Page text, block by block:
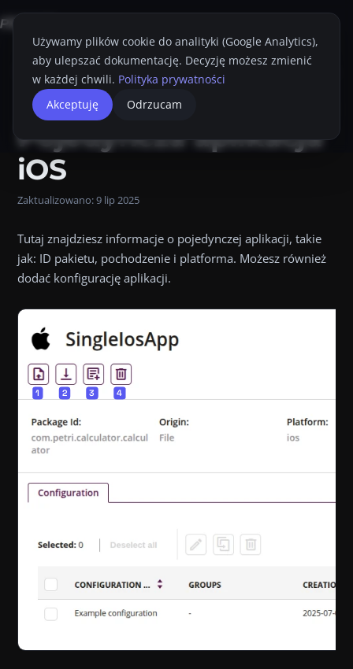
Strona główna Przewodnik Administratora
Pojedyncza aplikacja
iOS
Zaktualizowano:9 lip 2025
Tutaj znajdziesz informacje o pojedynczej aplikacji, takie
jak: ID pakietu, pochodzenie i platforma. Możesz również
dodać konfigurację aplikacji.
Używamy plików cookie do analityki (Google Analytics),
aby ulepszać dokumentację. Decyzję możesz zmienić
w każdej chwili. Polityka prywatności
Akceptuję
Odrzucam